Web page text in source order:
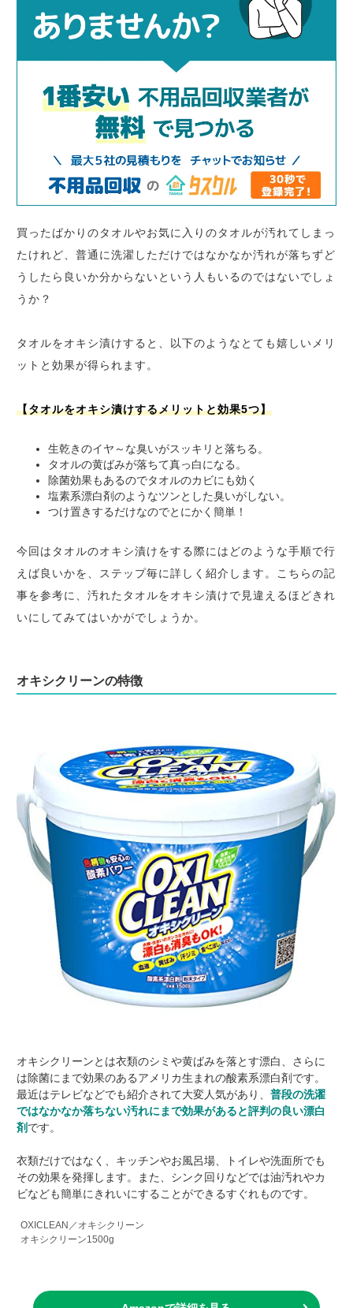
買ったばかりのタオルやお気に入りのタオルが汚れてしまっ
たけれど、普通に洗濯しただけではなかなか汚れが落ちずど
うしたら良いか分からないという人もいるのではないでしょ
うか？
タオルをオキシ漬けすると、以下のようなとても嬉しいメリ
ットと効果が得られます。
【タオルをオキシ漬けするメリットと効果5つ】
生乾きのイヤ～な臭いがスッキリと落ちる。
タオルの黄ばみが落ちて真っ白になる。
除菌効果もあるのでタオルのカビにも効く
塩素系漂白剤のようなツンとした臭いがしない。
つけ置きするだけなのでとにかく簡単！
今回はタオルのオキシ漬けをする際にはどのような手順で行
えば良いかを、ステップ毎に詳しく紹介します。こちらの記
事を参考に、汚れたタオルをオキシ漬けで見違えるほどきれ
いにしてみてはいかがでしょうか。
オキシクリーンの特徴
オキシクリーンとは衣類のシミや黄ばみを落とす漂白、さらに
は除菌にまで効果のあるアメリカ生まれの酸素系漂白剤です。
最近はテレビなどでも紹介されて大変人気があり、普段の洗濯
ではなかなか落ちない汚れにまで効果があると評判の良い漂白
剤です。
衣類だけではなく、キッチンやお風呂場、トイレや洗面所でも
その効果を発揮します。また、シンク回りなどでは油汚れやカ
ビなども簡単にきれいにすることができるすぐれものです。
OXICLEAN／オキシクリーン
オキシクリーン1500g